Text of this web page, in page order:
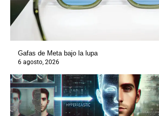
Gafas de Meta bajo la lupa
6 agosto, 2026